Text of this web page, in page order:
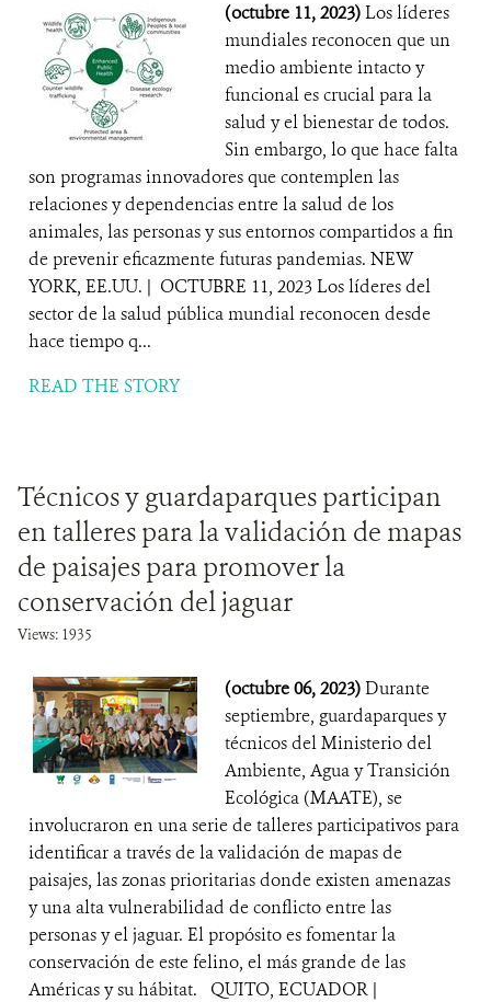
(octubre 11, 2023)Los líderes
mundiales reconocen que un
medio ambiente intacto y
funcional es crucial para la
salud y el bienestar de todos.
Sin embargo, lo que hace falta
son programas innovadores que contemplen las
relaciones y dependencias entre la salud de los
animales, las personas y sus entornos compartidos a fin
de prevenir eficazmente futuras pandemias. NEW
YORK, EE.UU. | OCTUBRE 11, 2023 Los líderes del
sector de la salud pública mundial reconocen desde
hace tiempo q...
READ THE STORY
Técnicos y guardaparques participan
en talleres para la validación de mapas
de paisajes para promover la
conservación del jaguar
Views: 1935
(octubre 06, 2023)Durante
septiembre, guardaparques y
técnicos del Ministerio del
Ambiente, Agua y Transición
Ecológica (MAATE), se
involucraron en una serie de talleres participativos para
identificar a través de la validación de mapas de
paisajes, las zonas prioritarias donde existen amenazas
y una alta vulnerabilidad de conflicto entre las
personas y el jaguar. El propósito es fomentar la
conservación de este felino, el más grande de las
Américas y su hábitat. QUITO, ECUADOR |